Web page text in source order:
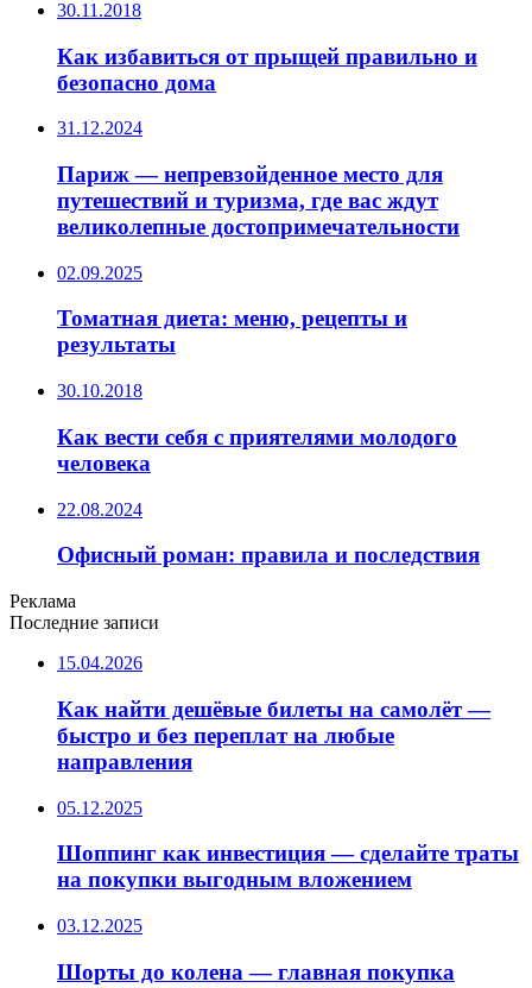
30.11.2018
Как избавиться от прыщей правильно и
безопасно дома
31.12.2024
Париж — непревзойденное место для
путешествий и туризма, где вас ждут
великолепные достопримечательности
02.09.2025
Томатная диета: меню, рецепты и
результаты
30.10.2018
Как вести себя с приятелями молодого
человека
22.08.2024
Офисный роман: правила и последствия
Реклама
Последние записи
15.04.2026
Как найти дешёвые билеты на самолёт —
быстро и без переплат на любые
направления
05.12.2025
Шоппинг как инвестиция — сделайте траты
на покупки выгодным вложением
03.12.2025
Шорты до колена — главная покупка